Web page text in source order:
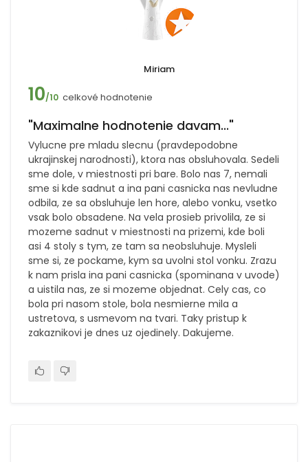
Miriam
10/10 celkové hodnotenie
"Maximalne hodnotenie davam..."
Vylucne pre mladu slecnu (pravdepodobne
ukrajinskej narodnosti), ktora nas obsluhovala. Sedeli
sme dole, v miestnosti pri bare. Bolo nas 7, nemali
sme si kde sadnut a ina pani casnicka nas nevludne
odbila, ze sa obsluhuje len hore, alebo vonku, vsetko
vsak bolo obsadene. Na vela prosieb privolila, ze si
mozeme sadnut v miestnosti na prizemi, kde boli
asi 4 stoly s tym, ze tam sa neobsluhuje. Mysleli
sme si, ze pockame, kym sa uvolni stol vonku. Zrazu
k nam prisla ina pani casnicka (spominana v uvode)
a uistila nas, ze si mozeme objednat. Cely cas, co
bola pri nasom stole, bola nesmierne mila a
ustretova, s usmevom na tvari. Taky pristup k
zakaznikovi je dnes uz ojedinely. Dakujeme.